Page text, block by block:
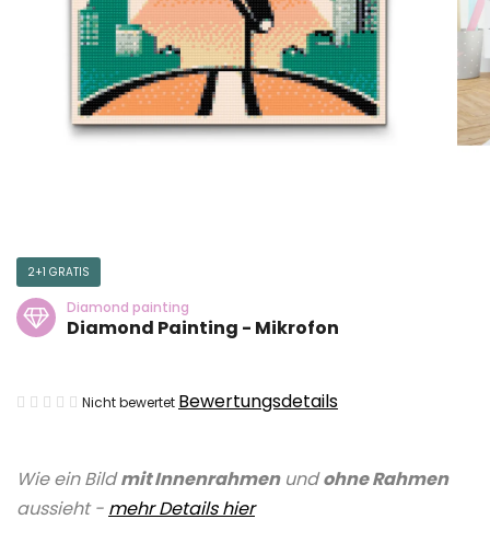
Wie ein Bildmit Innenrahmenundohne Rahmen
aussieht - mehr Details hier
2+1 GRATIS
Diamond painting
Diamond Painting - Mikrofon
Die
ist
0,0
Nicht bewertet Bewertungsdetails